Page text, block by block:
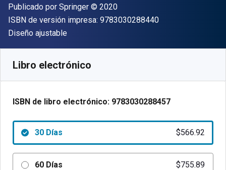
Editor
Publicado por Springer Copyright
© 2020
ISBN de versión impresa: 9783030288440"ISBN-13
Formato
Diseño ajustable
Libro electrónico
ISBN de libro electrónico: 9783030288457
30 Días $566.92
60 Días $755.89